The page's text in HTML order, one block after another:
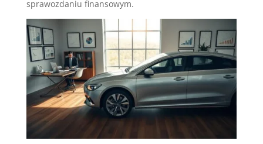
sprawozdaniu finansowym.